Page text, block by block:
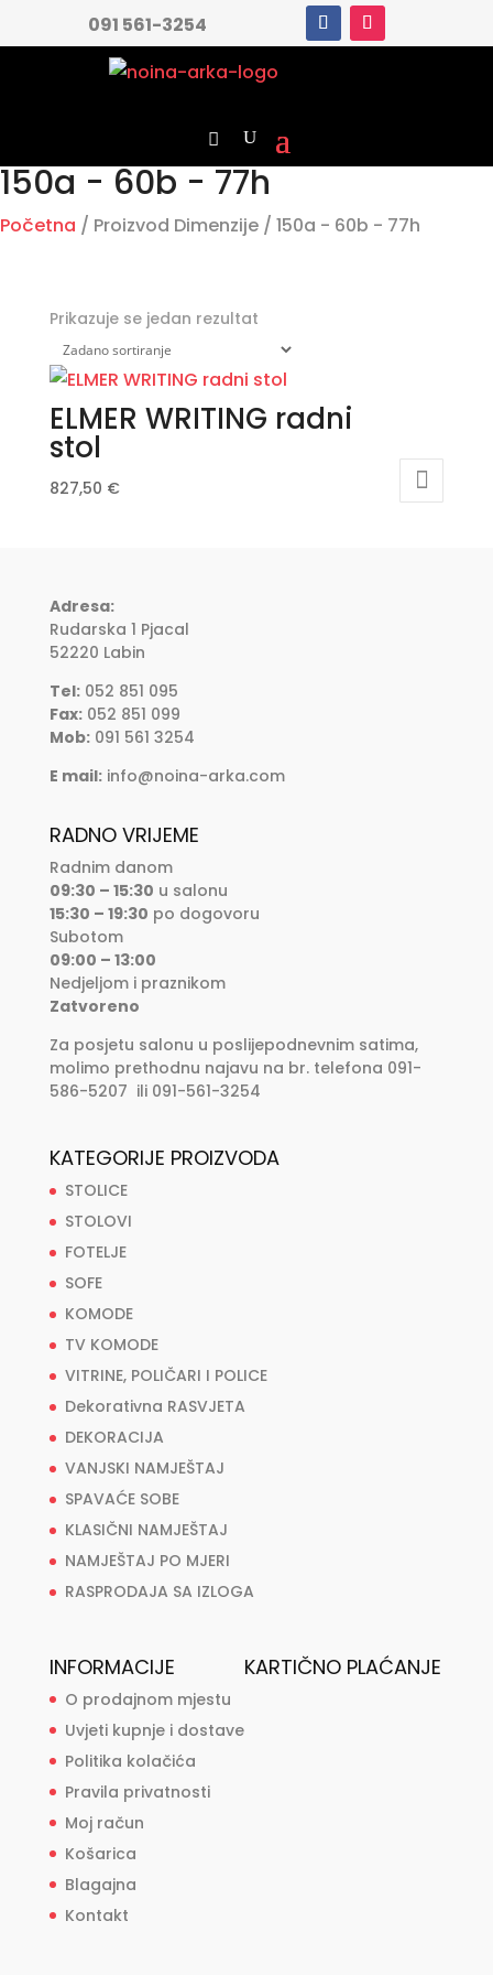
091 561-3254
150a - 60b - 77h
Početna / Proizvod Dimenzije / 150a - 60b - 77h
Prikazuje se jedan rezultat
ELMER WRITING radni
stol
827,50 €
Adresa:
Rudarska 1 Pjacal
52220 Labin
Tel:052 851 095
Fax:052 851 099
Mob:091 561 3254
E mail: info@noina-arka.com
RADNO VRIJEME
Radnim danom
09:30 – 15:30 u salonu
15:30 – 19:30 po dogovoru
Subotom
09:00 – 13:00
Nedjeljom i praznikom
Zatvoreno
Za posjetu salonu u poslijepodnevnim satima,
molimo prethodnu najavu na br. telefona 091-
586-5207 ili 091-561-3254
KATEGORIJE PROIZVODA
STOLICE
STOLOVI
FOTELJE
SOFE
KOMODE
TV KOMODE
VITRINE, POLIČARI I POLICE
Dekorativna RASVJETA
DEKORACIJA
VANJSKI NAMJEŠTAJ
SPAVAĆE SOBE
KLASIČNI NAMJEŠTAJ
NAMJEŠTAJ PO MJERI
RASPRODAJA SA IZLOGA
INFORMACIJE
O prodajnom mjestu
Uvjeti kupnje i dostave
Politika kolačića
Pravila privatnosti
Moj račun
Košarica
Blagajna
Kontakt
KARTIČNO PLAĆANJE